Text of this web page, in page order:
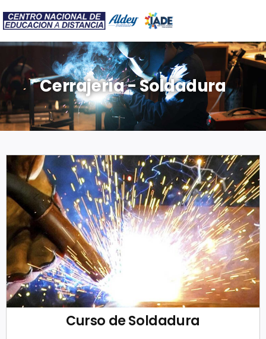
Cerrajería - Soldadura
Curso de Soldadura